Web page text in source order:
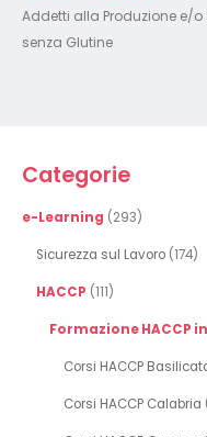
Addetti alla Produzione e/
senza Glutine
Categorie
e-Learning (293)
Sicurezza sul Lavoro (174)
HACCP (111)
Formazione HACCP
Corsi HACCP
Corsi HACCP Calabria